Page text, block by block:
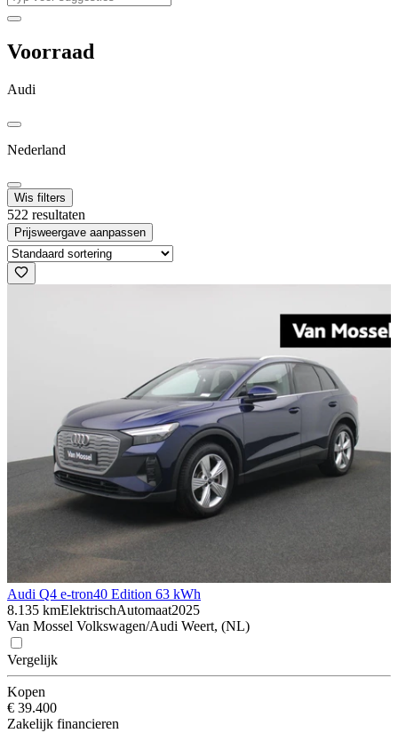
Voorraad
Audi
Nederland
Wis filters
522 resultaten
Prijsweergave aanpassen
Audi Q4 e-tron40 Edition 63 kWh
8.135 kmElektrischAutomaat2025
Van Mossel Volkswagen/Audi Weert, (NL)
Vergelijk
Kopen
€ 39.400
Zakelijk financieren